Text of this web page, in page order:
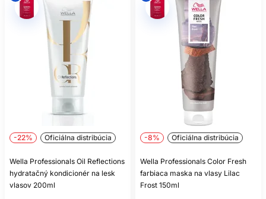
-22% Oficiálna distribúcia
Wella Professionals Oil Reflections
hydratačný kondicionér na lesk
vlasov 200ml
-8% Oficiálna distribúcia
Wella Professionals Color Fresh
farbiaca maska na vlasy Lilac
Frost 150ml